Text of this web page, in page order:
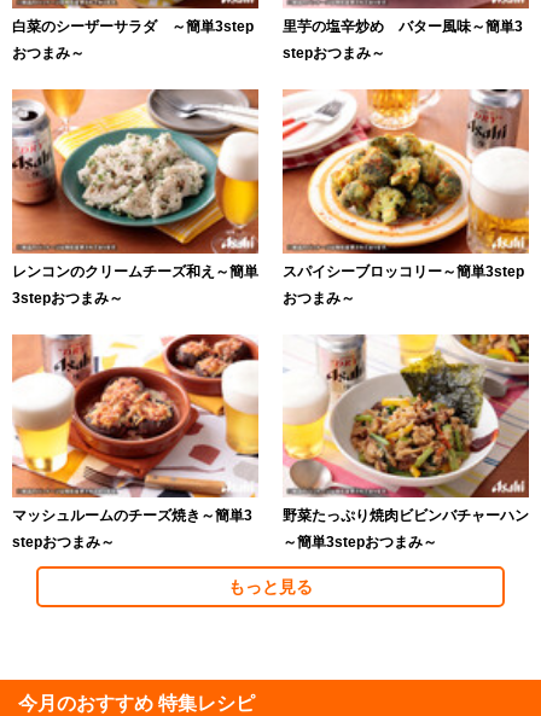
白菜のシーザーサラダ ～簡単3step
おつまみ～
里芋の塩辛炒め バター風味～簡単3
stepおつまみ～
レンコンのクリームチーズ和え～簡単
3stepおつまみ～
スパイシーブロッコリー～簡単3step
おつまみ～
マッシュルームのチーズ焼き～簡単3
stepおつまみ～
野菜たっぷり焼肉ビビンバチャーハン
～簡単3stepおつまみ～
もっと見る
今月のおすすめ 特集レシピ